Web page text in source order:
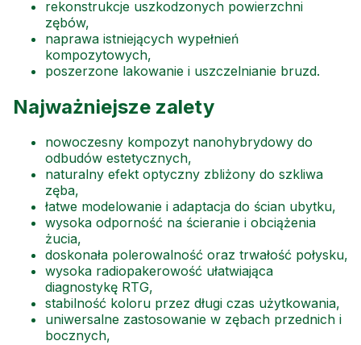
rekonstrukcje uszkodzonych powierzchni
zębów,
naprawa istniejących wypełnień
kompozytowych,
poszerzone lakowanie i uszczelnianie bruzd.
Najważniejsze zalety
nowoczesny kompozyt nanohybrydowy do
odbudów estetycznych,
naturalny efekt optyczny zbliżony do szkliwa
zęba,
łatwe modelowanie i adaptacja do ścian ubytku,
wysoka odporność na ścieranie i obciążenia
żucia,
doskonała polerowalność oraz trwałość połysku,
wysoka radiopakerowość ułatwiająca
diagnostykę RTG,
stabilność koloru przez długi czas użytkowania,
uniwersalne zastosowanie w zębach przednich i
bocznych,